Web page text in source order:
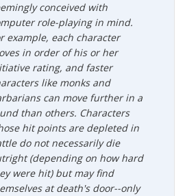
conceived with
role-playing in mind.
example, each character
in order of his or her
rating, and faster
like monks and
can move further in a
than others. Characters
hit points are depleted in
do not necessarily die
(depending on how hard
were hit) but may find
at death's door--only